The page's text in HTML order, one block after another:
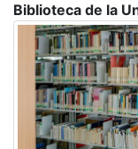
Biblioteca de la